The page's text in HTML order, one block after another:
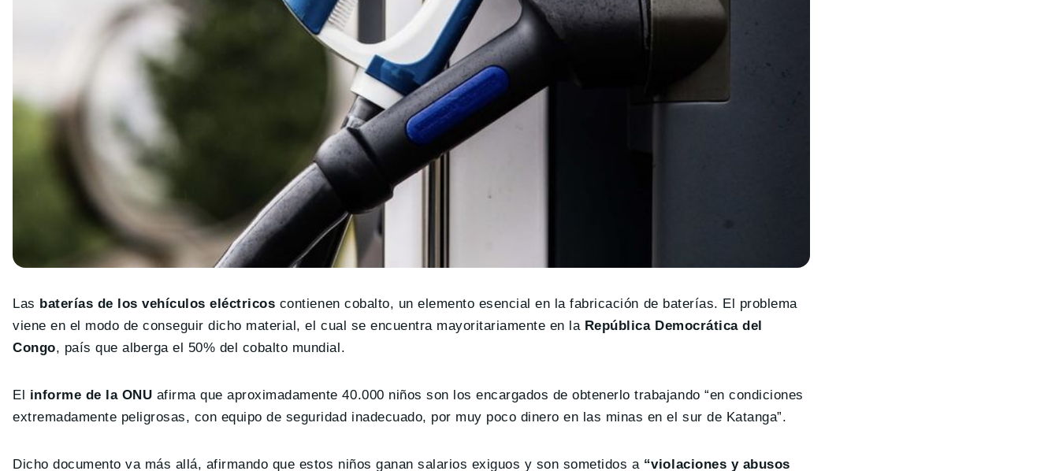
Las baterías de los vehículos eléctricos contienen cobalto, un elemento esencial en la fabricación de baterías. El problema
viene en el modo de conseguir dicho material, el cual se encuentra mayoritariamente en la República Democrática del
Congo, país que alberga el 50% del cobalto mundial.
El informe de la ONU afirma que aproximadamente 40.000 niños son los encargados de obtenerlo trabajando “en condiciones
extremadamente peligrosas, con equipo de seguridad inadecuado, por muy poco dinero en las minas en el sur de Katanga”.
Dicho documento va más allá, afirmando que estos niños ganan salarios exiguos y son sometidos a “violaciones y abusos